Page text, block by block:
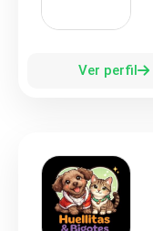
Ver perfil